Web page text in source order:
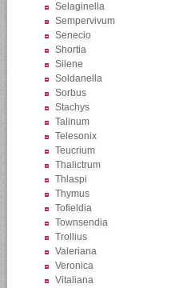
Selaginella
Sempervivum
Senecio
Shortia
Silene
Soldanella
Sorbus
Stachys
Talinum
Telesonix
Teucrium
Thalictrum
Thlaspi
Thymus
Tofieldia
Townsendia
Trollius
Valeriana
Veronica
Vitaliana